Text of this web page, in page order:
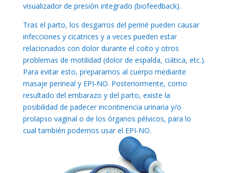
visualizador de presión integrado (biofeedback).
Tras el parto, los desgarros del periné pueden causar
infecciones y cicatrices y a veces pueden estar
relacionados con dolor durante el coito y otros
problemas de motilidad (dolor de espalda, ciática, etc.).
Para evitar esto, preparamos al cuerpo mediante
masaje perineal y EPI-NO. Posteriormente, como
resultado del embarazo y del parto, existe la
posibilidad de padecer incontinencia urinaria y/o
prolapso vaginal o de los órganos pélvicos, para lo
cual también podemos usar el EPI-NO.